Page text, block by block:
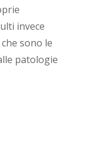
invece
sono le
patologie